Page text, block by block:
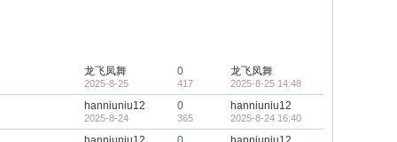
龙飞凤舞
2025-8-25
0
417
龙飞凤舞
2025-8-25 14:48
hanniuniu12
2025-8-24
0
365
hanniuniu12
2025-8-24 16:40